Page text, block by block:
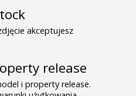
akceptujesz
release
i property release.